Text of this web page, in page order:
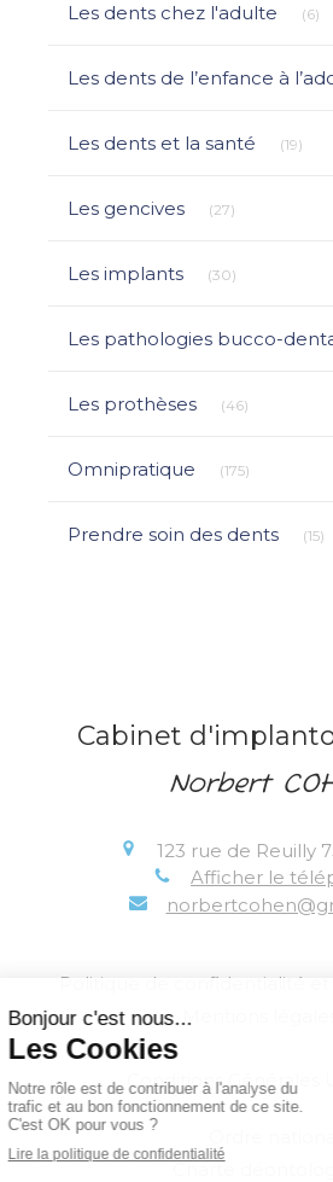
Les dents chez l'adulte (6)
Les dents de l’enfance à
Les dents et la santé (19)
Les gencives (27)
Les implants (30)
Les pathologies bucco-
Les prothèses (46)
Omnipratique (175)
Prendre soin des dents (15)
Cabinet
Norbert
123 rue de Reuilly
Afficher le
Politique de confidentialité
Conditions Générales
Charte